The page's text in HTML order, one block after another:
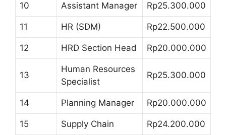
10 Assistant Manager Rp25.300.000
11 HR (SDM) Rp22.500.000
12 HRD Section Head Rp20.000.000
13
Human Resources
Specialist
Rp25.300.000
14 Planning Manager Rp20.000.000
15 Supply Chain Rp24.200.000